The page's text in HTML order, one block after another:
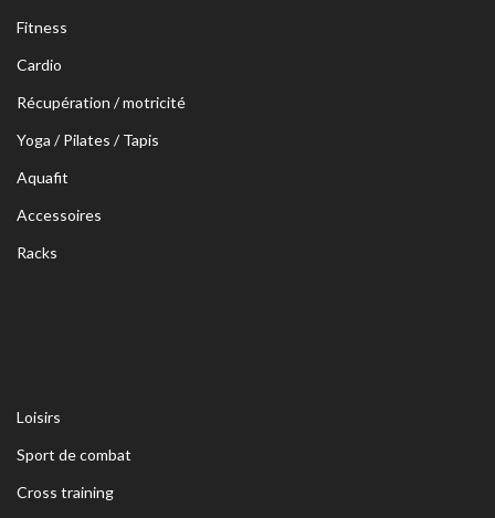
Fitness
Cardio
Récupération / motricité
Yoga / Pilates / Tapis
Aquafit
Accessoires
Racks
Loisirs
Sport de combat
Cross training